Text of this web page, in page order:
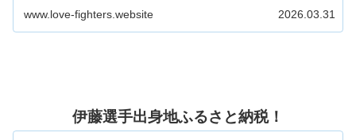
www.love-fighters.website 2026.03.31
伊藤選手出身地ふるさと納税！